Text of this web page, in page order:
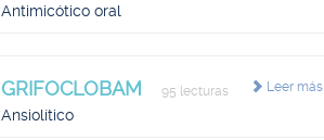
Antimicótico oral
Leer más
GRIFOCLOBAM 95 lecturas
Ansiolítico